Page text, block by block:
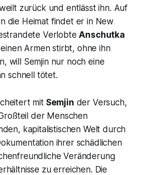
zurück und entlässt ihn. Auf
die Heimat findet er in New
VerlobteAnschutka
Armen stirbt, ohne ihn
will Semjin nur noch eine
schnell tötet.
mitSemjin der Versuch,
der Menschen
kapitalistischen Welt durch
ihrer schädlichen
Veränderung
zu erreichen. Die